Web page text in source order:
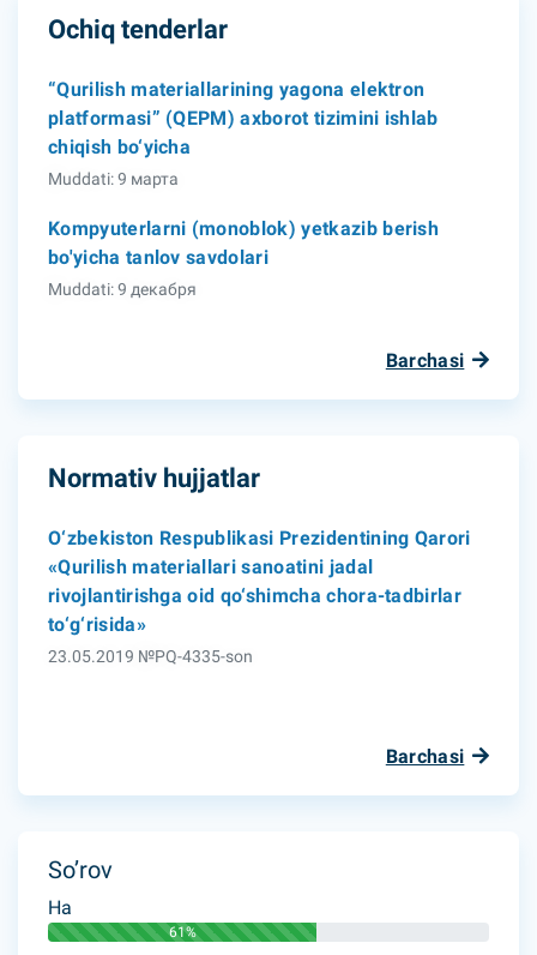
Ochiq tenderlar
“Qurilish materiallarining yagona elektron
platformasi” (QEPM) axborot tizimini ishlab
chiqish bo‘yicha
Muddati: 9 марта
Kompyuterlarni (monoblok) yetkazib berish
bo'yicha tanlov savdolari
Muddati: 9 декабря
Barchasi
Normativ hujjatlar
O‘zbekiston Respublikasi Prezidentining Qarori
«Qurilish materiallari sanoatini jadal
rivojlantirishga oid qo‘shimcha chora-tadbirlar
to‘g‘risida»
23.05.2019 №PQ-4335-son
Barchasi
So’rov
Ha
61%